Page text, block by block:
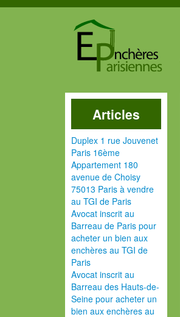
Articles
Duplex 1 rue Jouvenet
Paris 16ème
Appartement 180
avenue de Choisy
75013 Paris à vendre
au TGI de Paris
Avocat inscrit au
Barreau de Paris pour
acheter un bien aux
enchères au TGI de
Paris
Avocat inscrit au
Barreau des Hauts-de-
Seine pour acheter un
bien aux enchères au